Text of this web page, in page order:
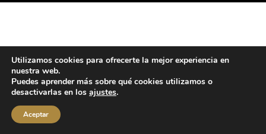
Utilizamos cookies para ofrecerte la mejor experiencia en
nuestra web.
Puedes aprender más sobre qué cookies utilizamos o
desactivarlas en los ajustes.
Aceptar